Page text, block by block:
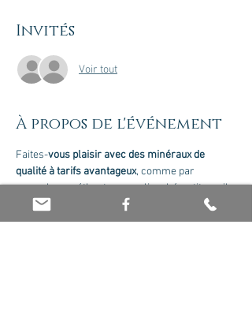
Invités
Voir tout
À propos de l'événement
Faites-vous plaisir avec des minéraux de
qualité à tarifs avantageux, comme par
exemple : améthyste, cornaline, hématite, oeil
de tigre, quartz rose, pyrite, obsidienne, citrine,
sélénite, oeil de faucon, cristal de roche,